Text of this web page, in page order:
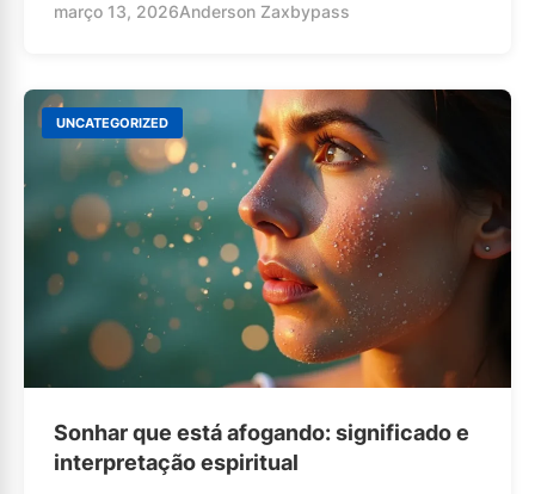
março 13, 2026Anderson Zaxbypass
UNCATEGORIZED
Sonhar que está afogando: significado e
interpretação espiritual